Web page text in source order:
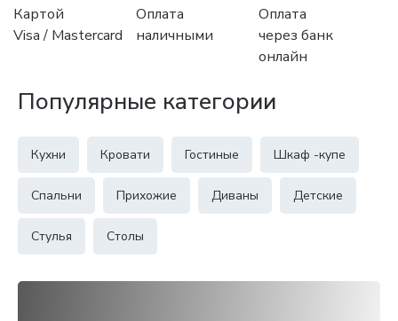
Картой
Visa / Mastercard
Оплата
наличными
Оплата
через банк
онлайн
Популярные категории
Кухни Кровати Гостиные Шкаф -купе
Спальни Прихожие Диваны Детские
Стулья Столы